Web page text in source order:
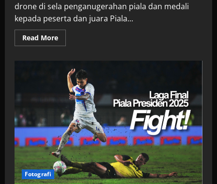
drone di sela penganugerahan piala dan medali
kepada peserta dan juara Piala...
Read MoreRead
more
Meriahkan
<i>Closing
Ceremony</i>
Piala
Presiden
Fotografi